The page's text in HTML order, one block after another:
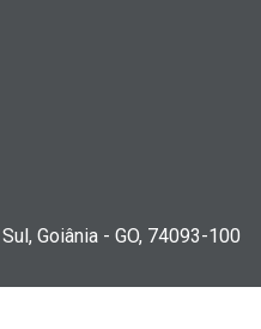
Goiânia - GO, 74093-100